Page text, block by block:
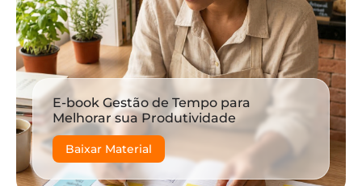
E-book Gestão de Tempo para
Melhorar sua Produtividade
Baixar Material